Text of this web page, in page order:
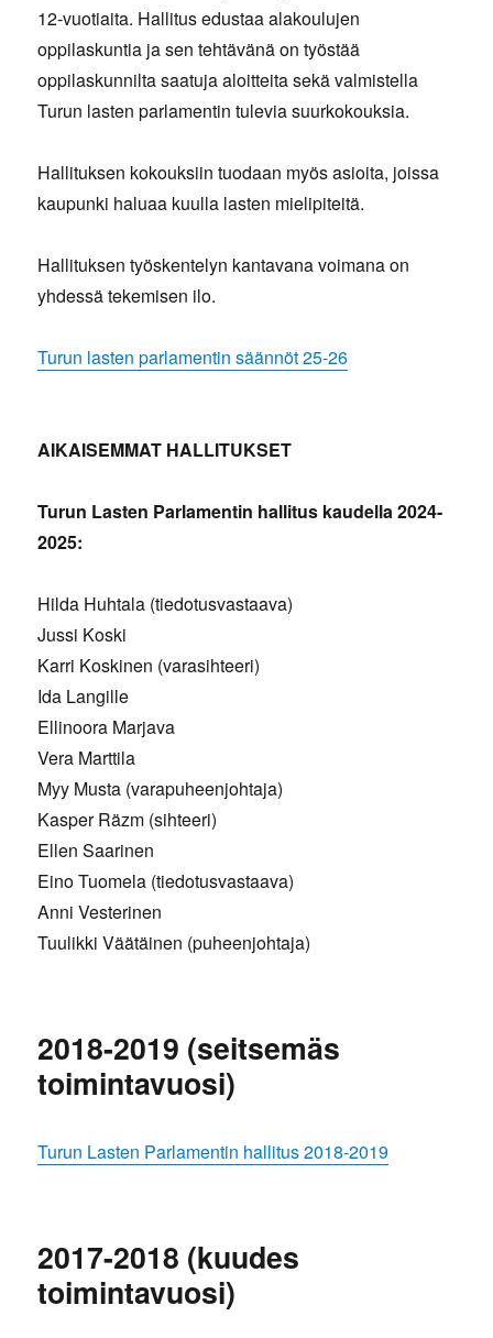
12-vuotiaita. Hallitus edustaa alakoulujen
oppilaskuntia ja sen tehtävänä on työstää
oppilaskunnilta saatuja aloitteita sekä valmistella
Turun lasten parlamentin tulevia suurkokouksia.
Hallituksen kokouksiin tuodaan myös asioita, joissa
kaupunki haluaa kuulla lasten mielipiteitä.
Hallituksen työskentelyn kantavana voimana on
yhdessä tekemisen ilo.
Turun lasten parlamentin säännöt 25-26
AIKAISEMMAT HALLITUKSET
Turun Lasten Parlamentin hallitus kaudella 2024-
2025:
Hilda Huhtala (tiedotusvastaava)
Jussi Koski
Karri Koskinen (varasihteeri)
Ida Langille
Ellinoora Marjava
Vera Marttila
Myy Musta (varapuheenjohtaja)
Kasper Räzm (sihteeri)
Ellen Saarinen
Eino Tuomela (tiedotusvastaava)
Anni Vesterinen
Tuulikki Väätäinen (puheenjohtaja)
2018-2019 (seitsemäs
toimintavuosi)
Turun Lasten Parlamentin hallitus 2018-2019
2017-2018 (kuudes
toimintavuosi)